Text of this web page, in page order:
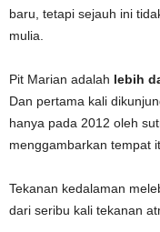
baru, tetapi sejauh ini
mulia.
Pit Marian adalah lebih
Dan pertama kali
hanya pada 2012 oleh
menggambarkan tempat
Tekanan kedalaman
dari seribu kali tekanan